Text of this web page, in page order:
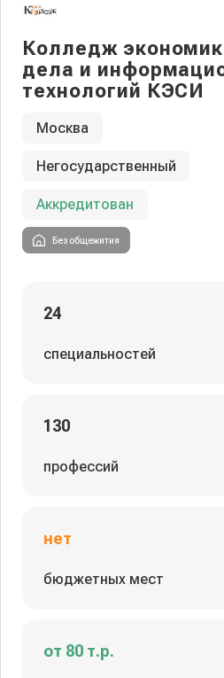
Колледж
дела и
технологий КЭСИ
Москва
Негосударственный
Аккредитован
Без общежития
24
специальностей
130
профессий
нет
бюджетных мест
от 80 т.р.